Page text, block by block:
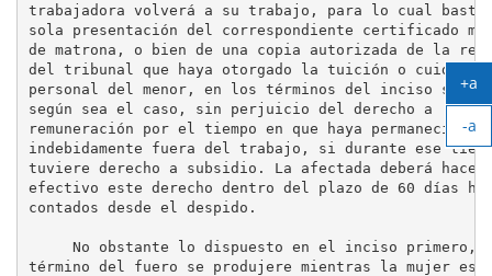
trabajadora volverá a su trabajo, para lo cual
sola presentación del correspondiente certificado
de matrona, o bien de una copia autorizada de la
del tribunal que haya otorgado la tuición o cuidado
personal del menor, en los términos del inciso
según sea el caso, sin perjuicio del derecho a
remuneración por el tiempo en que haya permanecido
indebidamente fuera del trabajo, si durante ese
tuviere derecho a subsidio. La afectada deberá hacer
efectivo este derecho dentro del plazo de 60 días
contados desde el despido.
No obstante lo dispuesto en el inciso primero,
término del fuero se produjere mientras la mujer
+a
-a